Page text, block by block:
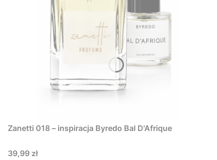
Zanetti 018 – inspiracja Byredo Bal D'Afrique
Cena
39,99 zł